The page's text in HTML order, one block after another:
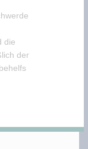
die
der